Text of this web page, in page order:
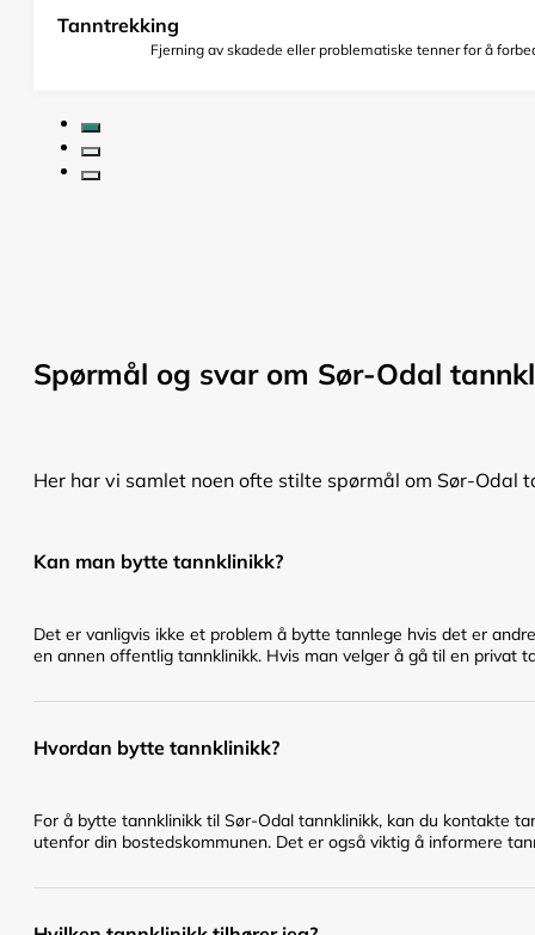
Tanntrekking
Fjerning av skadede eller problematiske tenner for å
Spørmål og svar om Sør-Odal
Her har vi samlet noen ofte stilte spørmål om Sør-Odal
Kan man bytte tannklinikk?
Det er vanligvis ikke et problem å bytte tannlege hvis det er
en annen offentlig tannklinikk. Hvis man velger å gå til en privat
Hvordan bytte tannklinikk?
For å bytte tannklinikk til Sør-Odal tannklinikk, kan du kontakte
utenfor din bostedskommunen. Det er også viktig å informere